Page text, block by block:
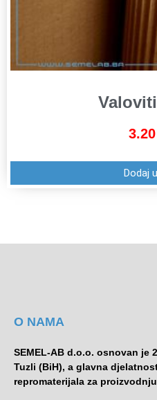
3.20
Dodaj
O NAMA
SEMEL-AB d.o.o. osnovan je
Tuzli (BiH), a glavna
repromaterijala za